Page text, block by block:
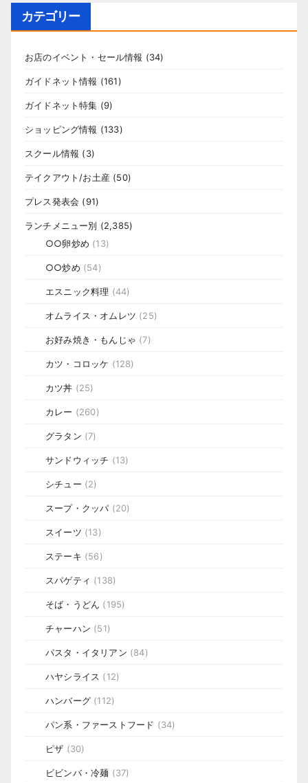
カテゴリー
お店のイベント・セール情報 (34)
ガイドネット情報 (161)
ガイドネット特集 (9)
ショッピング情報 (133)
スクール情報 (3)
テイクアウト/お土産 (50)
プレス発表会 (91)
ランチメニュー別 (2,385)
○○卵炒め (13)
○○炒め (54)
エスニック料理 (44)
オムライス・オムレツ (25)
お好み焼き・もんじゃ (7)
カツ・コロッケ (128)
カツ丼 (25)
カレー (260)
グラタン (7)
サンドウィッチ (13)
シチュー (2)
スープ・クッパ (20)
スイーツ (13)
ステーキ (56)
スパゲティ (138)
そば・うどん (195)
チャーハン (51)
パスタ・イタリアン (84)
ハヤシライス (12)
ハンバーグ (112)
パン系・ファーストフード (34)
ピザ (30)
ビビンバ・冷麺 (37)